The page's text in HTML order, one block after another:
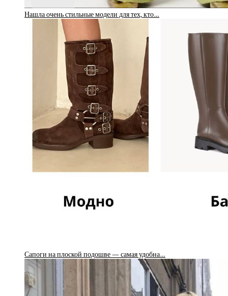
Нашла очень стильные модели для тех, кто…
Сапоги на плоской подошве — самая удобна…